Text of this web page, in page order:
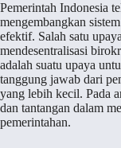
Pemerintah Indonesia
mengembangkan
efektif. Salah satu
mendesentralisasi
adalah suatu upaya
tanggung jawab dari
yang lebih kecil. Pada
dan tantangan dalam
pemerintahan.